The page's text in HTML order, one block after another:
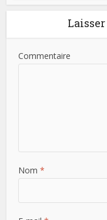
Commentaire
Nom*